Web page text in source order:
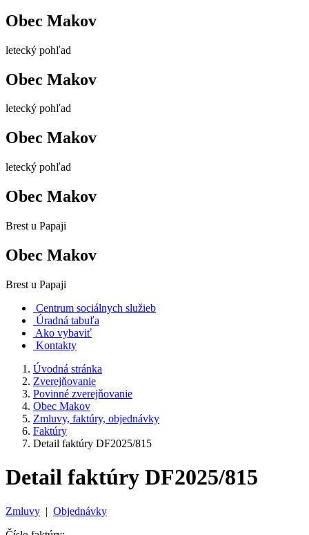
Obec Makov
letecký pohľad
Obec Makov
letecký pohľad
Obec Makov
letecký pohľad
Obec Makov
Brest u Papaji
Obec Makov
Brest u Papaji
Centrum sociálnych služieb
Úradná tabuľa
Ako vybaviť
Kontakty
Úvodná stránka
Zverejňovanie
Povinné zverejňovanie
Obec Makov
Zmluvy, faktúry, objednávky
Faktúry
Detail faktúry DF2025/815
Detail faktúry DF2025/815
Zmluvy | Objednávky